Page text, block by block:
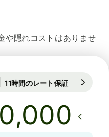
や隠れコストはありませ
11時間のレート保証